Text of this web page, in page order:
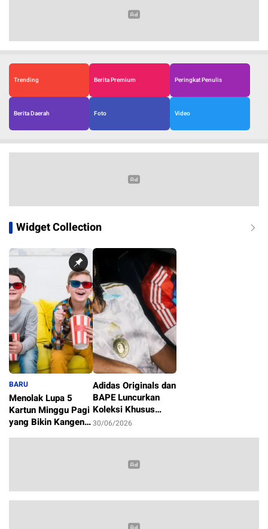
Trending Berita Premium Peringkat Penulis
Berita Daerah Foto Video
Widget Collection
BARU
Menolak Lupa 5
Kartun Minggu Pagi
yang Bikin Kangen
1/07/2026
Adidas Originals dan
BAPE Luncurkan
Koleksi Khusus
Sambut Piala Dunia
30/06/2026